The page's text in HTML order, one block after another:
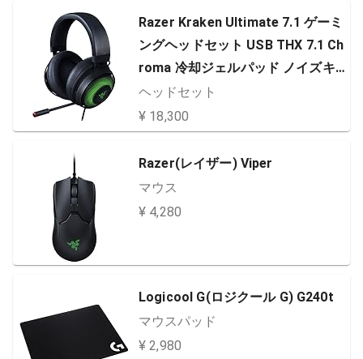
Razer Kraken Ultimate 7.1 ゲーミ
ングヘッドセット USB THX 7.1 Ch
roma 冷却ジェルパッド ノイズキ
ャンセリングマイク PC PS4 PS5
Switch 【日本正規代理店保証品】
RZ04-03180100-R3M1
ヘッドセット
¥ 18,300
Razer(レイザー) Viper
マウス
¥ 4,280
Logicool G(ロジクール G) G240t
マウスパッド
¥ 2,980